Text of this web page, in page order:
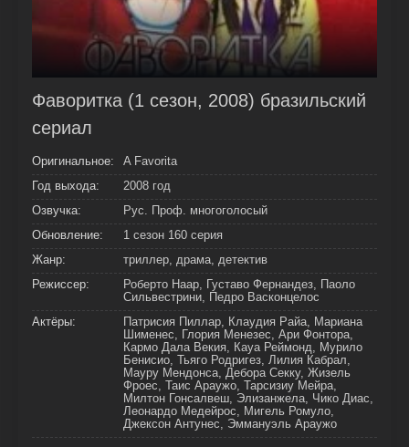
Фаворитка (1 сезон, 2008) бразильский
сериал
Оригинальное:
A Favorita
Год выхода:
2008 год
Озвучка:
Рус. Проф. многоголосый
Обновление:
1 сезон 160 серия
Жанр:
триллер, драма, детектив
Режиссер:
Роберто Наар, Густаво Фернандез, Паоло
Сильвестрини, Педро Васконцелос
Актёры:
Патрисия Пиллар, Клаудия Райа, Мариана
Шименес, Глория Менезес, Ари Фонтора,
Кармо Дала Векия, Кауа Реймонд, Мурило
Бенисио, Тьяго Родригез, Лилия Кабрал,
Мауру Мендонса, Дебора Секку, Жизель
Фроес, Таис Араужо, Тарсизиу Мейра,
Милтон Гонсалвеш, Элизанжела, Чико Диас,
Леонардо Медейрос, Мигель Ромуло,
Джексон Антунес, Эммануэль Араужо